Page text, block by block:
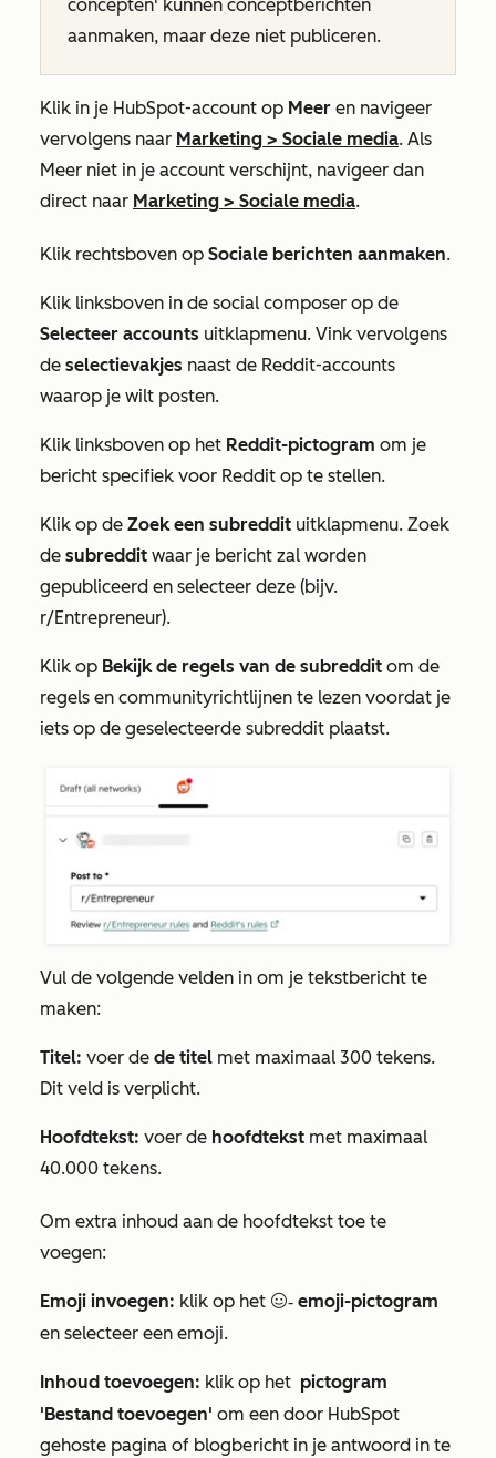
concepten' kunnen conceptberichten
aanmaken, maar deze niet publiceren.
Klik in je HubSpot-account op Meer en navigeer
vervolgens naar Marketing > Sociale media. Als
Meer niet in je account verschijnt, navigeer dan
direct naar Marketing > Sociale media.
Klik rechtsboven op Sociale berichten aanmaken.
Klik linksboven in de social composer op de
Selecteer accounts uitklapmenu. Vink vervolgens
de selectievakjes naast de Reddit-accounts
waarop je wilt posten.
Klik linksboven op het Reddit-pictogram om je
bericht specifiek voor Reddit op te stellen.
Klik op de Zoek een subreddit uitklapmenu. Zoek
de subreddit waar je bericht zal worden
gepubliceerd en selecteer deze (bijv.
r/Entrepreneur).
Klik op Bekijk de regels van de subreddit om de
regels en communityrichtlijnen te lezen voordat je
iets op de geselecteerde subreddit plaatst.
Vul de volgende velden in om je tekstbericht te
maken:
Titel: voer de de titel met maximaal 300 tekens.
Dit veld is verplicht.
Hoofdtekst: voer de hoofdtekst met maximaal
40.000 tekens.
Om extra inhoud aan de hoofdtekst toe te
voegen:
Emoji invoegen: klik op het emoji-pictogram emoji-pictogram
en selecteer een emoji.
Inhoud toevoegen: klik op het pictogram
'Bestand toevoegen' om een door HubSpot
gehoste pagina of blogbericht in je antwoord in te